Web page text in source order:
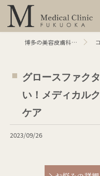
博多の美容皮膚科ならMメディカルクリニック福岡 コラム
グロースファク
い！メディカル
ケア
2023/09/26